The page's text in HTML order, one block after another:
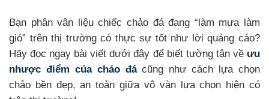
Bạn phân vân liệu chiếc chảo đá đang “làm mưa làm
gió” trên thị trường có thực sự tốt như lời quảng cáo?
Hãy đọc ngay bài viết dưới đây để biết tường tận về ưu
nhược điểm của chảo đácũng như cách lựa chọn
chảo bền đẹp, an toàn giữa vô vàn lựa chọn hiện có